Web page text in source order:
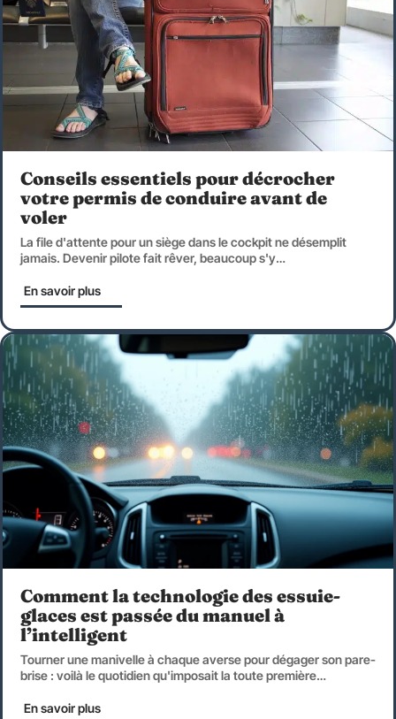
Conseils essentiels pour décrocher
votre permis de conduire avant de
voler
La file d'attente pour un siège dans le cockpit ne désemplit
jamais. Devenir pilote fait rêver, beaucoup s'y…
En savoir plus
Comment la technologie des essuie-
glaces est passée du manuel à
l’intelligent
Tourner une manivelle à chaque averse pour dégager son pare-
brise : voilà le quotidien qu'imposait la toute première…
En savoir plus